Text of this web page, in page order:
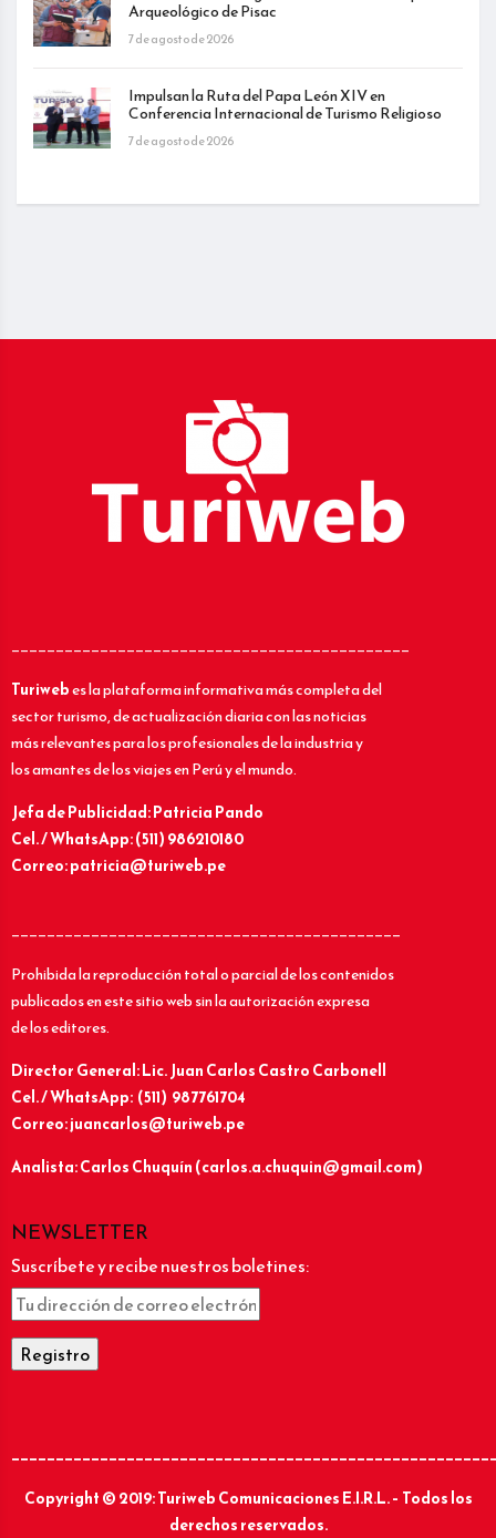
Arqueológico de Pisac
7 de agosto de 2026
Impulsan la Ruta del Papa León XIV en
Conferencia Internacional de Turismo Religioso
7 de agosto de 2026
_____________________________________________
Turiwebes la plataforma informativa más completa del
sector turismo, de actualización diaria con las noticias
más relevantes para los profesionales de la industria y
los amantes de los viajes en Perú y el mundo.
Jefa de Publicidad: Patricia Pando
Cel. / WhatsApp: (511) 986210180
Correo: patricia@turiweb.pe
____________________________________________
Prohibida la reproducción total o parcial de los contenidos
publicados en este sitio web sin la autorización expresa
de los editores.
Director General: Lic.Juan Carlos Castro Carbonell
Cel. / WhatsApp: (511) 987761704
Correo: juancarlos@turiweb.pe
Analista: Carlos Chuquín (carlos.a.chuquin@gmail.com)
NEWSLETTER
Suscríbete y recibe nuestros boletines:
Copyright © 2019: Turiweb Comunicaciones E.I.R.L. – Todos los
derechos reservados.